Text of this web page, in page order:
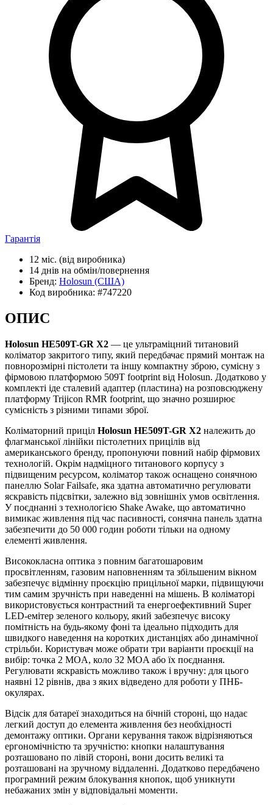
Гарантія
12 міс. (від виробника)
14 днів на обмін/повернення
Бренд: Holosun (США)
Код виробника: #747220
ОПИС
Holosun HE509T-GR X2 — це ультраміцний титановий
коліматор закритого типу, який передбачає прямий монтаж на
повнорозмірні пістолети та іншу компактну зброю, сумісну з
фірмовою платформою 509T footprint від Holosun. Додатково у
комплекті іде сталевий адаптер (пластина) на розповсюджену
платформу Trijicon RMR footprint, що значно розширює
сумісність з різними типами зброї.
Коліматорний приціл Holosun HE509T-GR X2 належить до
флагманської лінійки пістолетних прицілів від
американського бренду, пропонуючи повний набір фірмових
технологій. Окрім надміцного титанового корпусу з
підвищеним ресурсом, коліматор також оснащено сонячною
панеллю Solar Failsafe, яка здатна автоматично регулювати
яскравість підсвітки, залежно від зовнішніх умов освітлення.
У поєднанні з технологією Shake Awake, що автоматично
вимикає живлення під час пасивності, сонячна панель здатна
забезпечити до 50 000 годин роботи тільки на одному
елементі живлення.
Висококласна оптика з повним багатошаровим
просвітленням, газовим наповненням та збільшеним вікном
забезпечує відмінну проєкцію прицільної марки, підвищуючи
тим самим зручність при наведенні на мішень. В коліматорі
використовується контрастний та енергоефективний Super
LED-емітер зеленого кольору, який забезпечує високу
помітність на будь-якому фоні та ідеально підходить для
швидкого наведення на коротких дистанціях або динамічної
стрільби. Користувач може обрати три варіанти проєкції на
вибір: точка 2 MOA, коло 32 MOA або їх поєднання.
Регулювати яскравість можливо також і вручну: для цього
наявні 12 рівнів, два з яких відведено для роботи у ПНБ-
окулярах.
Відсік для батареї знаходиться на бічній стороні, що надає
легкий доступ до елемента живлення без необхідності
демонтажу оптики. Органи керування також відрізняються
ергономічністю та зручністю: кнопки налаштування
розташовано по лівій стороні, вони досить великі та
розташовані на зручному віддаленні. Додатково передбачено
програмний режим блокування кнопок, щоб уникнути
небажаних змін у відповідальні моменти.